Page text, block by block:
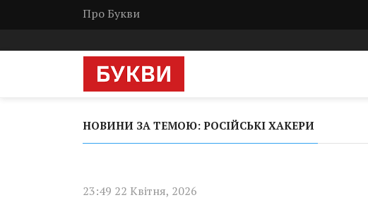
Про Букви
НОВИНИ ЗА ТЕМОЮ: РОСІЙСЬКІ ХАКЕРИ
23:49 22 Квітня, 2026